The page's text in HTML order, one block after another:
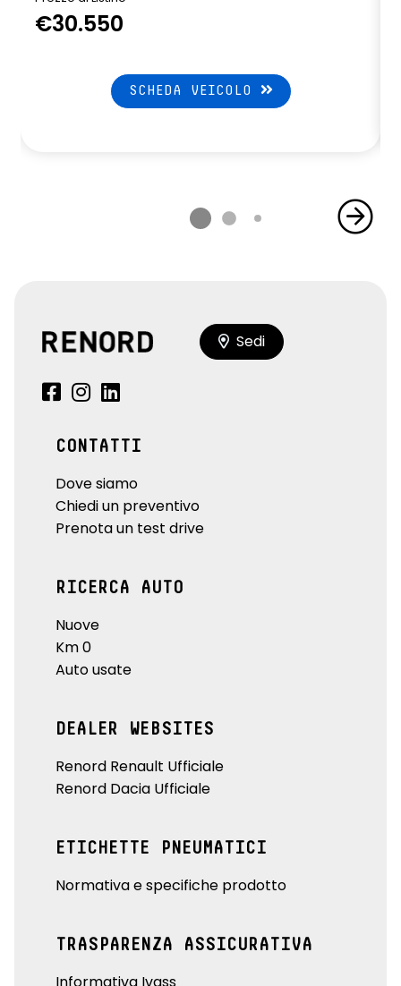
€30.550
SCHEDA VEICOLO
Sedi
CONTATTI
Dove siamo
Chiedi un preventivo
Prenota un test drive
RICERCA AUTO
Nuove
Km 0
Auto usate
DEALER WEBSITES
Renord Renault Ufficiale
Renord Dacia Ufficiale
ETICHETTE PNEUMATICI
Normativa e specifiche prodotto
TRASPARENZA ASSICURATIVA
Informativa Ivass